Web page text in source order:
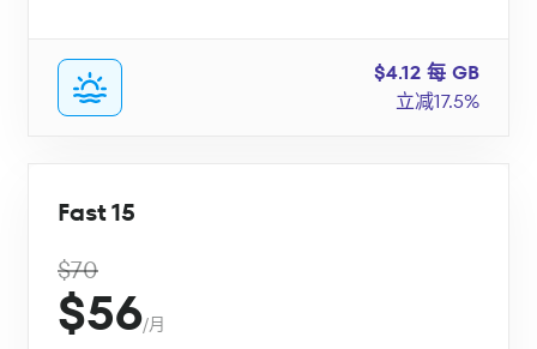
$4.12 每 GB
立减17.5%
Fast 15
$70
$56/月